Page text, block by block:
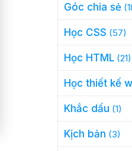
Góc chia sẻ
Học CSS (57)
Học HTML(21)
Học thiết kế
Khắc dấu (1)
Kịch bản (3)